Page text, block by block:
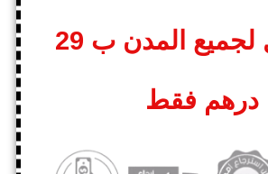
التوصيل لجميع المدن ب 29
درهم فقط